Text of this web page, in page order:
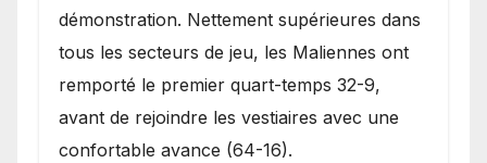
démonstration. Nettement supérieures dans
tous les secteurs de jeu, les Maliennes ont
remporté le premier quart-temps 32-9,
avant de rejoindre les vestiaires avec une
confortable avance (64-16).